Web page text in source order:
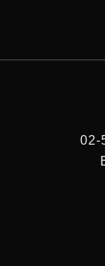
02-